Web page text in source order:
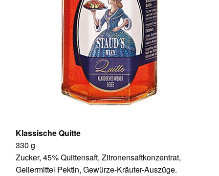
Klassische Quitte
330 g
Zucker, 45% Quittensaft, Zitronensaftkonzentrat,
Geliermittel Pektin, Gewürze-Kräuter-Auszüge.